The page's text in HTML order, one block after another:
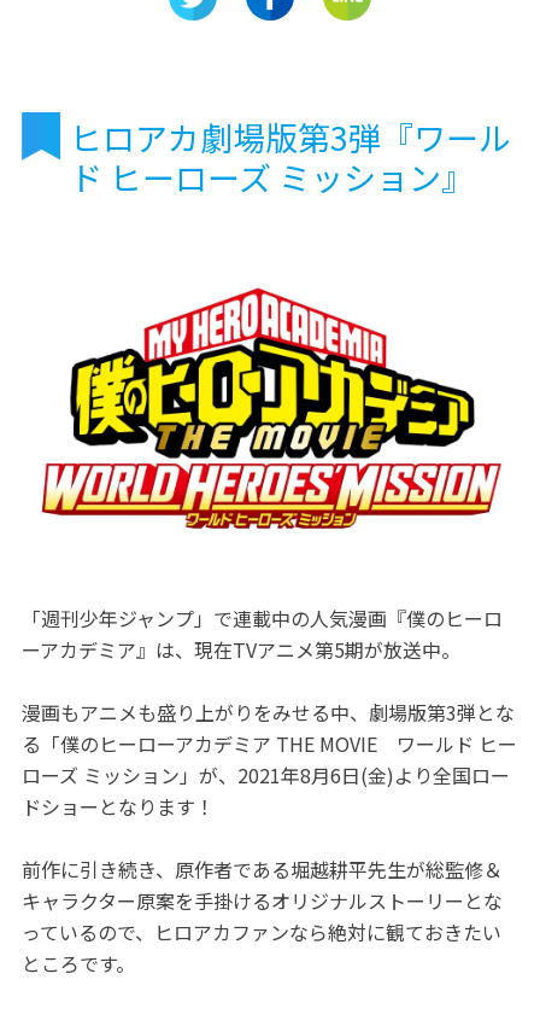
ヒロアカ劇場版第3弾『ワール
ド ヒーローズ ミッション』
「週刊少年ジャンプ」で連載中の人気漫画『僕のヒーロ
ーアカデミア』は、現在TVアニメ第5期が放送中。
漫画もアニメも盛り上がりをみせる中、劇場版第3弾とな
る「僕のヒーローアカデミア THE MOVIE ワールド ヒー
ローズ ミッション」が、2021年8月6日(金)より全国ロー
ドショーとなります！
前作に引き続き、原作者である堀越耕平先生が総監修＆
キャラクター原案を手掛けるオリジナルストーリーとな
っているので、ヒロアカファンなら絶対に観ておきたい
ところです。